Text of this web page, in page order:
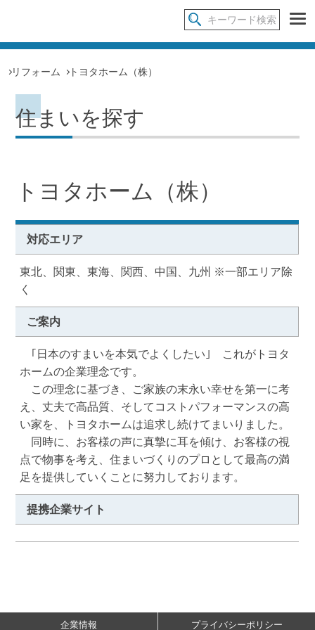
リフォーム トヨタホーム（株）
住まいを探す
トヨタホーム（株）
対応エリア
東北、関東、東海、関西、中国、九州 ※一部エリア除
く
ご案内
｢日本のすまいを本気でよくしたい｣　これがトヨタ
ホームの企業理念です。
この理念に基づき、ご家族の末永い幸せを第一に考
え、丈夫で高品質、そしてコストパフォーマンスの高
い家を、トヨタホームは追求し続けてまいりました。
同時に、お客様の声に真摯に耳を傾け、お客様の視
点で物事を考え、住まいづくりのプロとして最高の満
足を提供していくことに努力しております。
提携企業サイト
企業情報 プライバシーポリシー